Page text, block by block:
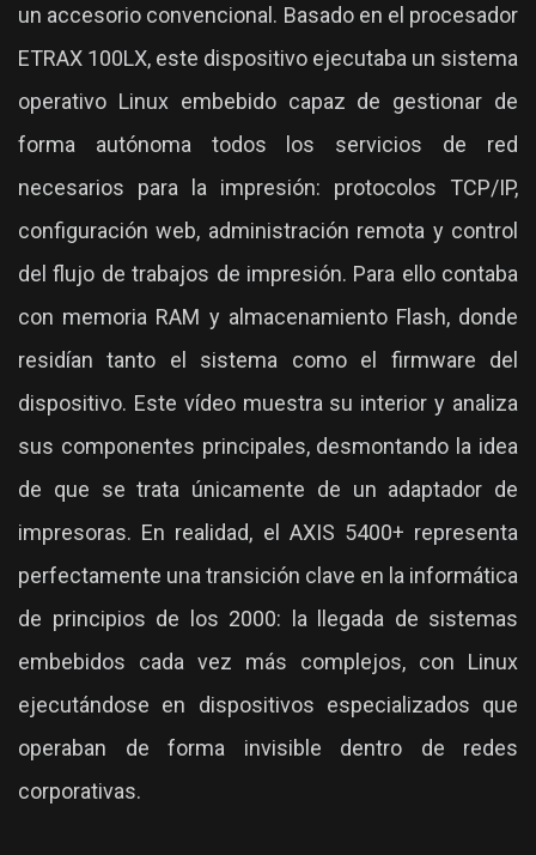
un accesorio convencional. Basado en el procesador
ETRAX 100LX, este dispositivo ejecutaba un sistema
operativo Linux embebido capaz de gestionar de
forma autónoma todos los servicios de red
necesarios para la impresión: protocolos TCP/IP,
configuración web, administración remota y control
del flujo de trabajos de impresión. Para ello contaba
con memoria RAM y almacenamiento Flash, donde
residían tanto el sistema como el firmware del
dispositivo. Este vídeo muestra su interior y analiza
sus componentes principales, desmontando la idea
de que se trata únicamente de un adaptador de
impresoras. En realidad, el AXIS 5400+ representa
perfectamente una transición clave en la informática
de principios de los 2000: la llegada de sistemas
embebidos cada vez más complejos, con Linux
ejecutándose en dispositivos especializados que
operaban de forma invisible dentro de redes
corporativas.